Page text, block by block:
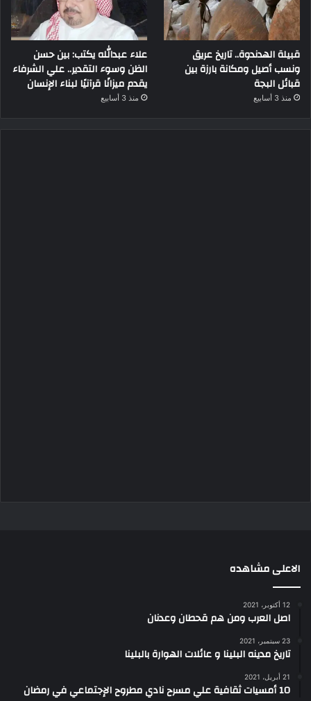
قبيلة الهدندوة.. تاريخ عريق
ونسب أصيل ومكانة بارزة بين
قبائل البجة
منذ 3 أسابيع
علاء عبدالله يكتب: بين حسن
الظن وسوء التقدير.. علي الشرفاء
يقدم ميزانًا قرآنيًا لبناء الإنسان
منذ 3 أسابيع
الاعلى مشاهده
12 أكتوبر، 2021
اصل العرب ومن هم قحطان وعدنان
23 سبتمبر، 2021
تاريخ مدينه البلينا و عائلات الهوارة بالبلينا
21 أبريل، 2021
10 أمسيات ثقافية علي مسرح نادي مطروح الإجتماعي في رمضان